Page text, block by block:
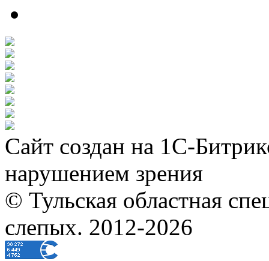
Сайт создан на 1С-
нарушением зрения
© Тульская областная
слепых. 2012-2026